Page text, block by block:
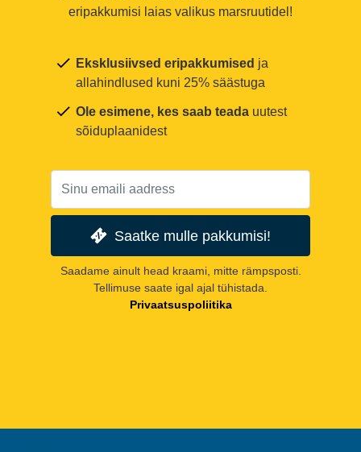
eripakkumisi laias valikus marsruutidel!
Eksklusiivsed eripakkumised ja
allahindlused kuni 25% säästuga
Ole esimene, kes saab teada uutest
sõiduplaanidest
Saatke mulle pakkumisi!
Saadame ainult head kraami, mitte rämpsposti.
Tellimuse saate igal ajal tühistada.
Privaatsuspoliitika